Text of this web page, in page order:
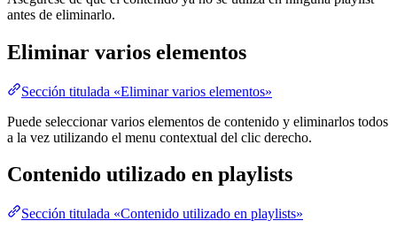
antes de eliminarlo.
Eliminar varios elementos
Sección titulada «Eliminar varios elementos»
Puede seleccionar varios elementos de contenido y eliminarlos todos
a la vez utilizando el menu contextual del clic derecho.
Contenido utilizado en playlists
Sección titulada «Contenido utilizado en playlists»